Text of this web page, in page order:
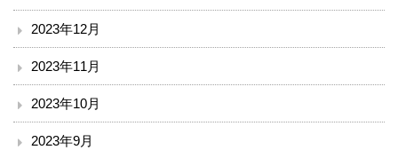
小児科
外科
整形外科
2023年12月
2023年11月
2023年10月
2023年9月